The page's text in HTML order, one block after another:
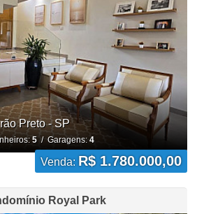
Preto - SP
5/ Garagens: 4
Venda: R$ 1.780.000,00
Royal Park